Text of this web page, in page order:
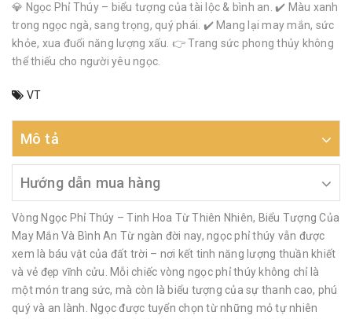
💎 Ngọc Phỉ Thúy – biểu tượng của tài lộc & bình an. ✔️ Màu xanh
trong ngọc ngà, sang trọng, quý phái. ✔️ Mang lại may mắn, sức
khỏe, xua đuổi năng lượng xấu. 👉 Trang sức phong thủy không
thể thiếu cho người yêu ngọc.
VT
Mô tả
Hướng dẫn mua hàng
Vòng Ngọc Phỉ Thúy – Tinh Hoa Từ Thiên Nhiên, Biểu Tượng Của
May Mắn Và Bình An Từ ngàn đời nay, ngọc phỉ thúy vẫn được
xem là báu vật của đất trời – nơi kết tinh năng lượng thuần khiết
và vẻ đẹp vĩnh cửu. Mỗi chiếc vòng ngọc phỉ thúy không chỉ là
một món trang sức, mà còn là biểu tượng của sự thanh cao, phú
quý và an lành. Ngọc được tuyển chọn từ những mỏ tự nhiên